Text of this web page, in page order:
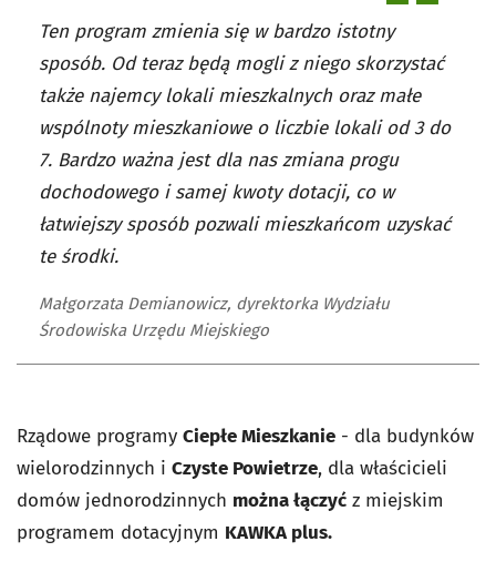
Ten program zmienia się w bardzo istotny
sposób. Od teraz będą mogli z niego skorzystać
także najemcy lokali mieszkalnych oraz małe
wspólnoty mieszkaniowe o liczbie lokali od 3 do
7. Bardzo ważna jest dla nas zmiana progu
dochodowego i samej kwoty dotacji, co w
łatwiejszy sposób pozwali mieszkańcom uzyskać
te środki.
Małgorzata Demianowicz, dyrektorka Wydziału
Środowiska Urzędu Miejskiego
Rządowe programy Ciepłe Mieszkanie - dla budynków
wielorodzinnych i Czyste Powietrze, dla właścicieli
domów jednorodzinnych można łączyć z miejskim
programem dotacyjnym KAWKA plus.